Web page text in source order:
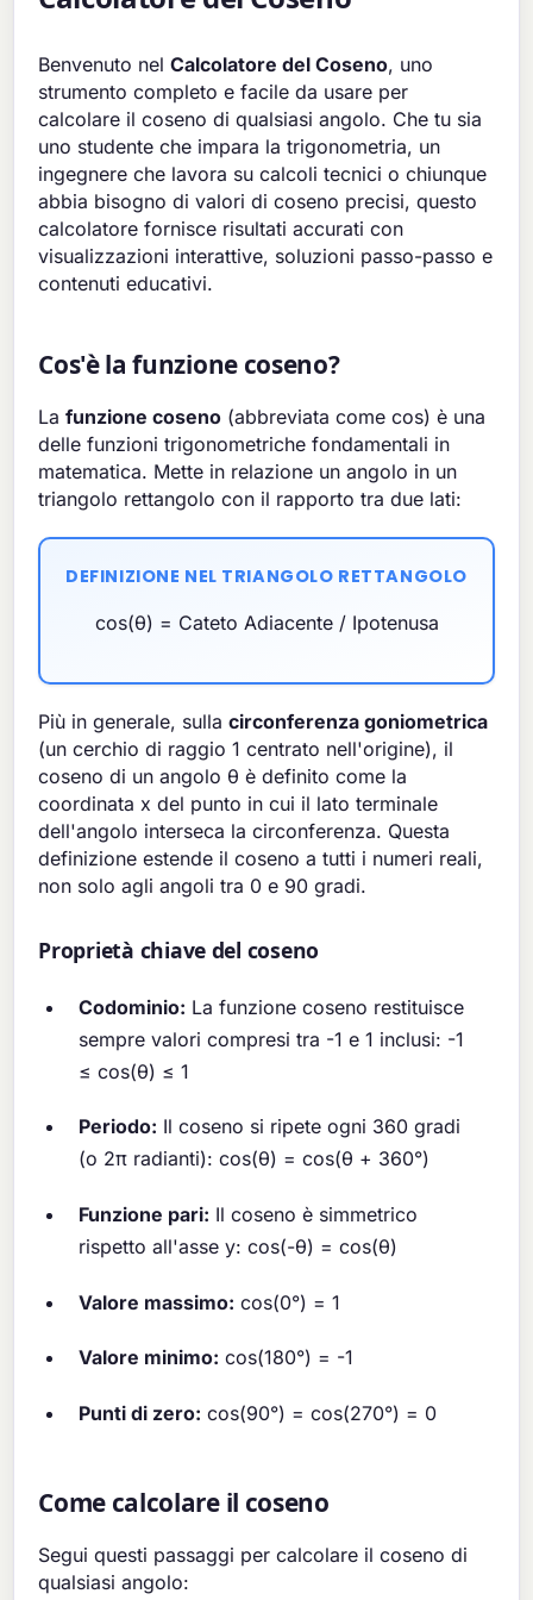
Benvenuto nelCalcolatore del Coseno, uno
strumento completo e facile da usare per
calcolare il coseno di qualsiasi angolo. Che tu sia
uno studente che impara la trigonometria, un
ingegnere che lavora su calcoli tecnici o chiunque
abbia bisogno di valori di coseno precisi, questo
calcolatore fornisce risultati accurati con
visualizzazioni interattive, soluzioni passo-passo e
contenuti educativi.
Cos'è la funzione coseno?
Lafunzione coseno (abbreviata come cos) è una
delle funzioni trigonometriche fondamentali in
matematica. Mette in relazione un angolo in un
triangolo rettangolo con il rapporto tra due lati:
DEFINIZIONE NEL TRIANGOLO RETTANGOLO
cos(θ) = Cateto Adiacente / Ipotenusa
Più in generale, sullacirconferenza goniometrica
(un cerchio di raggio 1 centrato nell'origine), il
coseno di un angolo θ è definito come la
coordinata x del punto in cui il lato terminale
dell'angolo interseca la circonferenza. Questa
definizione estende il coseno a tutti i numeri reali,
non solo agli angoli tra 0 e 90 gradi.
Proprietà chiave del coseno
Codominio: La funzione coseno restituisce
sempre valori compresi tra -1 e 1 inclusi: -1
≤ cos(θ) ≤ 1
Periodo: Il coseno si ripete ogni 360 gradi
(o 2π radianti): cos(θ) = cos(θ + 360°)
Funzione pari: Il coseno è simmetrico
rispetto all'asse y: cos(-θ) = cos(θ)
Valore massimo: cos(0°) = 1
Valore minimo: cos(180°) = -1
Punti di zero: cos(90°) = cos(270°) = 0
Come calcolare il coseno
Segui questi passaggi per calcolare il coseno di
qualsiasi angolo: